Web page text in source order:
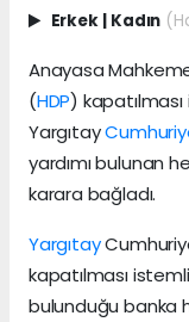
Erkek | Kadın
Anayasa
(HDP)
Yargıtay
yardımı bulunan
karara bağladı.
Yargıtay
kapatılması
bulunduğu banka